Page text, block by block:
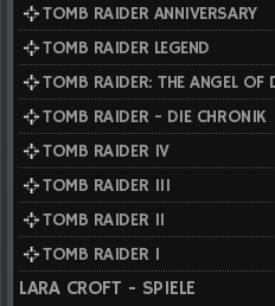
TOMB RAIDER ANNIVERSARY
TOMB RAIDER LEGEND
TOMB RAIDER: THE ANGEL OF
TOMB RAIDER - DIE CHRONIK
TOMB RAIDER IV
TOMB RAIDER III
TOMB RAIDER II
TOMB RAIDER I
LARA CROFT - SPIELE